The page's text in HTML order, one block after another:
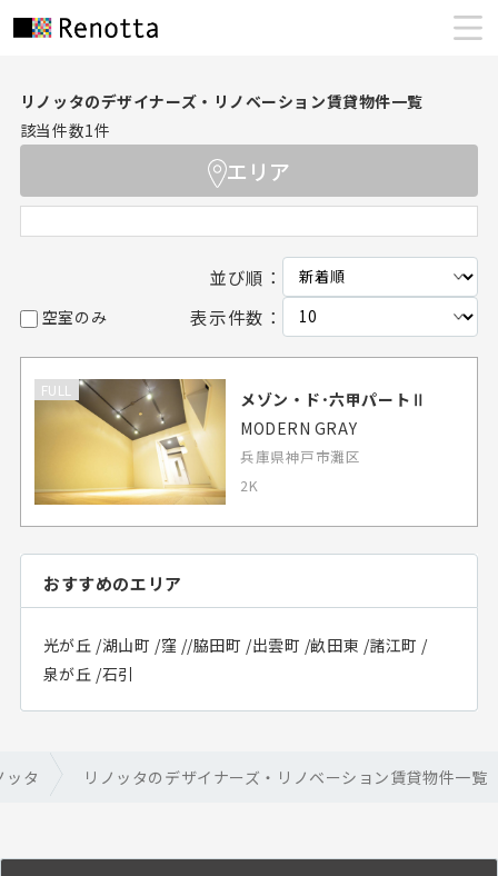
リノッタのデザイナーズ・リノベーション賃貸物件一覧
該当件数1件
エリア
並び順：
空室のみ 表示件数：
FULL
メゾン・ド･六甲パートⅡ
MODERN GRAY
兵庫県神戸市灘区
2K
おすすめのエリア
光が丘 /湖山町 /窪 //脇田町 /出雲町 /畝田東 /諸江町 /
泉が丘 /石引
ッタ リノッタのデザイナーズ・リノベーション賃貸物件一覧